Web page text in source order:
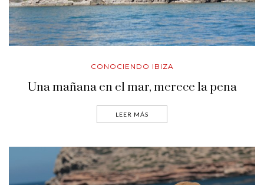
CONOCIENDO IBIZA
Una mañana en el mar, merece la pena
LEER MÁS